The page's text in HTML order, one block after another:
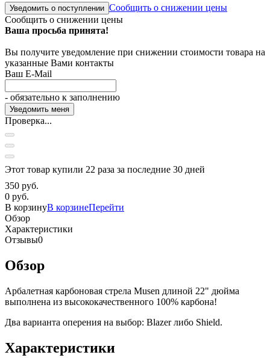
Уведомить о поступлении Сообщить о снижении цены
Сообщить о снижении цены
Ваша просьба принята!
Вы получите уведомление при снижении стоимости товара на
указанные Вами контакты
Ваш E-Mail
- обязательно к заполнению
Проверка...
Этот товар купили 22 раза за последние 30 дней
350 руб.
0 руб.
В корзинуВ корзинеПерейти
Обзор
Характеристики
Отзывы0
Обзор
Арбалетная карбоновая стрела Musen длиной 22" дюйма
выполнена из высококачественного 100% карбона!
Два варианта оперения на выбор: Blazer либо Shield.
Характеристики